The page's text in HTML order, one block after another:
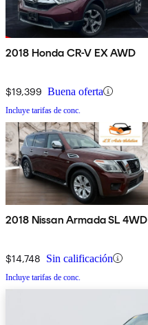
2018 Honda CR-V EX AWD
$19,399 Buena oferta
Incluye tarifas de conc.
2018 Nissan Armada SL 4WD
$14,748 Sin calificación
Incluye tarifas de conc.